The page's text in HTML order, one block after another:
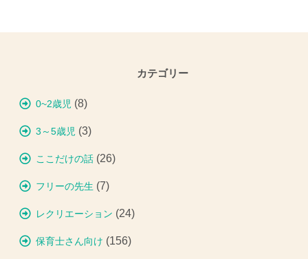
カテゴリー
0~2歳児 (8)
3～5歳児 (3)
ここだけの話 (26)
フリーの先生 (7)
レクリエーション (24)
保育士さん向け (156)